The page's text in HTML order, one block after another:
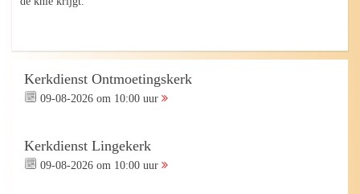
Kerkdienst Ontmoetingskerk
09-08-2026 om 10:00 uur
Kerkdienst Lingekerk
09-08-2026 om 10:00 uur